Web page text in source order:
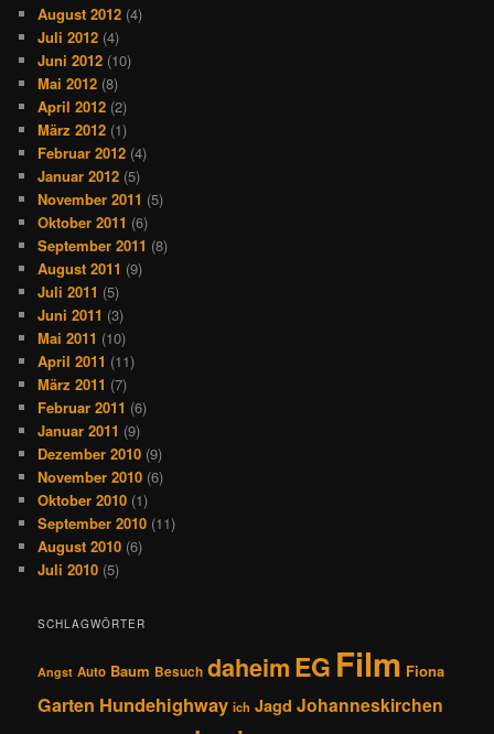
August 2012 (4)
Juli 2012 (4)
Juni 2012 (10)
Mai 2012 (8)
April 2012 (2)
März 2012 (1)
Februar 2012 (4)
Januar 2012 (5)
November 2011 (5)
Oktober 2011 (6)
September 2011 (8)
August 2011 (9)
Juli 2011 (5)
Juni 2011 (3)
Mai 2011 (10)
April 2011 (11)
März 2011 (7)
Februar 2011 (6)
Januar 2011 (9)
Dezember 2010 (9)
November 2010 (6)
Oktober 2010 (1)
September 2010 (11)
August 2010 (6)
Juli 2010 (5)
SCHLAGWÖRTER
Angst Auto Baum Besuch daheimEG Film Fiona
Garten Hundehighway ich Jagd Johanneskirchen